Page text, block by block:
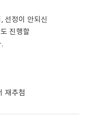
선정이 안되신
진행할
재추첨